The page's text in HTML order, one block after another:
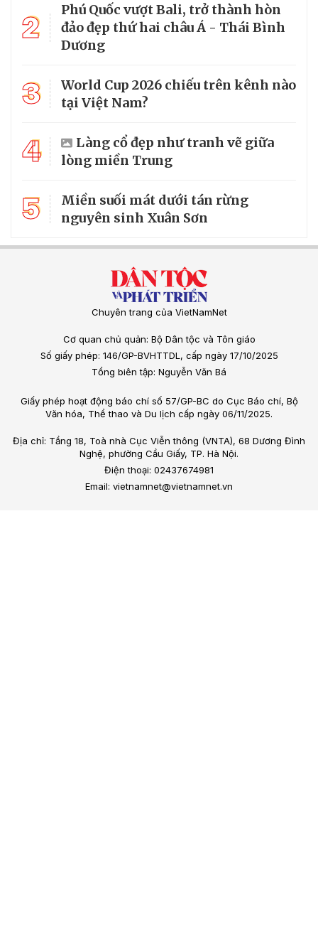
2
Phú Quốc vượt Bali, trở thành hòn
đảo đẹp thứ hai châu Á - Thái Bình
Dương
3
World Cup 2026 chiếu trên kênh nào
tại Việt Nam?
4
Làng cổ đẹp như tranh vẽ giữa
lòng miền Trung
5
Miền suối mát dưới tán rừng
nguyên sinh Xuân Sơn
Chuyên trang của VietNamNet
Cơ quan chủ quản: Bộ Dân tộc và Tôn giáo
Số giấy phép: 146/GP-BVHTTDL, cấp ngày 17/10/2025
Tổng biên tập: Nguyễn Văn Bá
Giấy phép hoạt động báo chí số 57/GP-BC do Cục Báo chí, Bộ
Văn hóa, Thể thao và Du lịch cấp ngày 06/11/2025.
Địa chỉ: Tầng 18, Toà nhà Cục Viễn thông (VNTA), 68 Dương Đình
Nghệ, phường Cầu Giấy, TP. Hà Nội.
Điện thoại: 02437674981
Email: vietnamnet@vietnamnet.vn